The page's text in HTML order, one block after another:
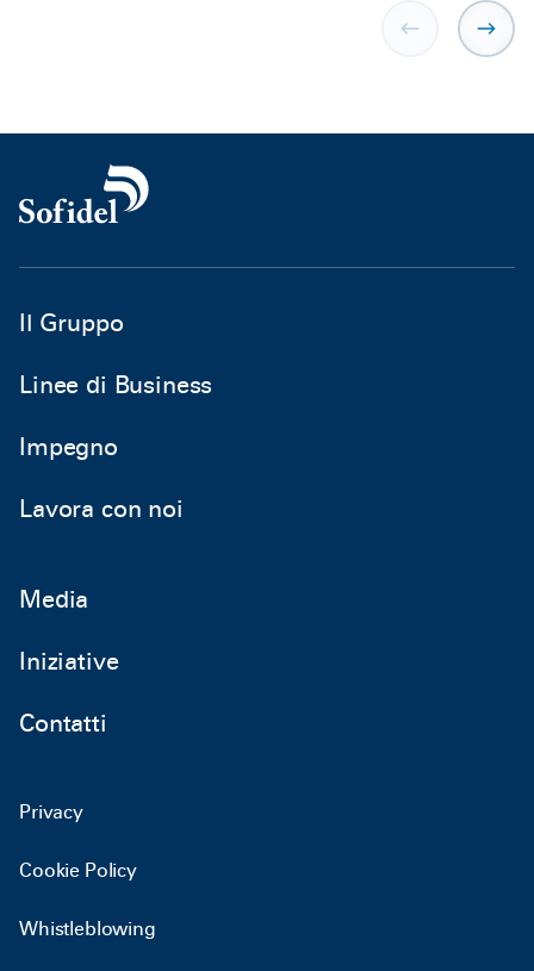
Il Gruppo
Linee di Business
Impegno
Lavora con noi
Media
Iniziative
Contatti
Privacy
Cookie Policy
Whistleblowing